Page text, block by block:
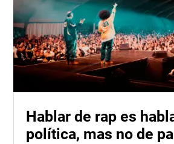
Hablar de rap es
política, mas no de